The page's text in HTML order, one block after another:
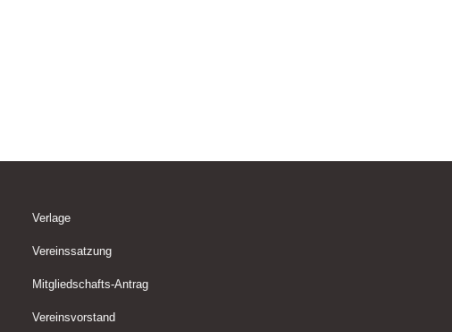
Verlage
Vereinssatzung
Mitgliedschafts-Antrag
Vereinsvorstand